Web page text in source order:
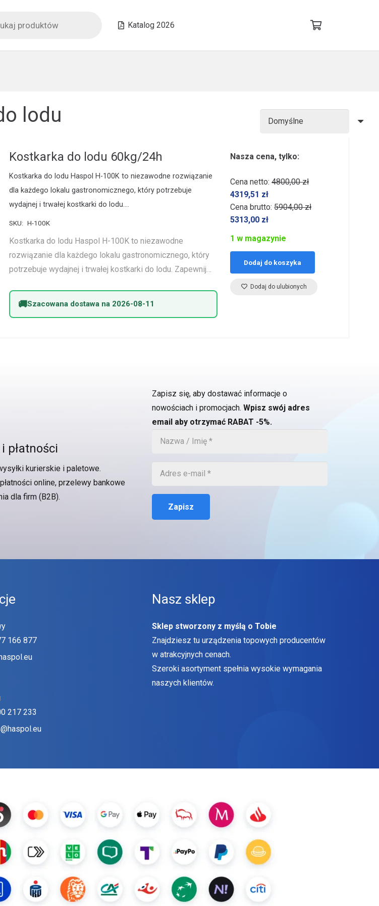
Katalog 2026
lodu
Kostkarka do lodu 60kg/24h
Kostkarka do lodu Haspol H-100K to niezawodne rozwiązanie
dla każdego lokalu gastronomicznego, który potrzebuje
wydajnej i trwałej kostkarki do lodu.…
SKU: H-100K
Kostkarka do lodu Haspol H-100K to niezawodne
rozwiązanie dla każdego lokalu gastronomicznego, który
potrzebuje wydajnej i trwałej kostkarki do lodu. Zapewnij…
Szacowana dostawa na 2026-08-11
Nasza cena, tylko:
Cena netto:4800,00zł
4319,51 zł
Cena brutto:5904,00zł
5313,00 zł
1 w magazynie
Dodaj do koszyka
Dodaj do ulubionych
płatności
kurierskie i paletowe.
online, przelewy bankowe
dla firm (B2B).
Zapisz się, aby dostawać informacje o
nowościach i promocjach. Wpisz swój adres
email aby otrzymać RABAT -5%.
Zapisz
166 877
217 233
Nasz sklep
Sklep stworzony z myślą o Tobie
Znajdziesz tu urządzenia topowych producentów
w atrakcyjnych cenach.
Szeroki asortyment spełnia wysokie wymagania
naszych klientów.